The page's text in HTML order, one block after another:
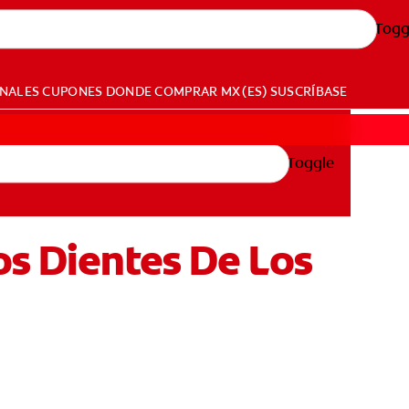
CUPONES DONDE COMPRAR MX (ES) SUSCRÍBASE
Toggle
Dientes De Los